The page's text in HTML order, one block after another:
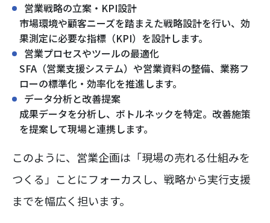
営業戦略の立案・KPI設計
市場環境や顧客ニーズを踏まえた戦略設計を行い、効
果測定に必要な指標（KPI）を設計します。
営業プロセスやツールの最適化
SFA（営業支援システム）や営業資料の整備、業務フ
ローの標準化・効率化を推進します。
データ分析と改善提案
成果データを分析し、ボトルネックを特定。改善施策
を提案して現場と連携します。
このように、営業企画は「現場の売れる仕組みを
つくる」ことにフォーカスし、戦略から実行支援
までを幅広く担います。